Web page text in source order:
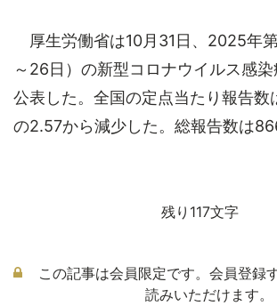
厚生労働省は10月31日、2025年
～26日）の新型コロナウイルス感
公表した。全国の定点当たり報告数
の2.57から減少した。総報告数は
残り117文字
この記事は会員限定です。会員登録
読みいただけます。